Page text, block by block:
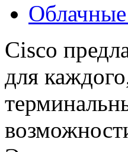
Cisco
для